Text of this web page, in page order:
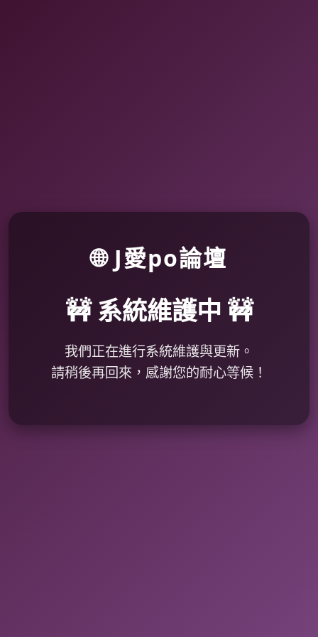
🌐 J愛po論壇
🚧 系統維護中 🚧
我們正在進行系統維護與更新。
請稍後再回來，感謝您的耐心等候！